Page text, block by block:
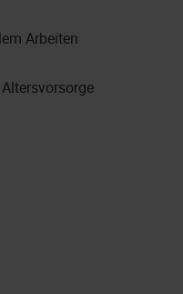
Arbeiten